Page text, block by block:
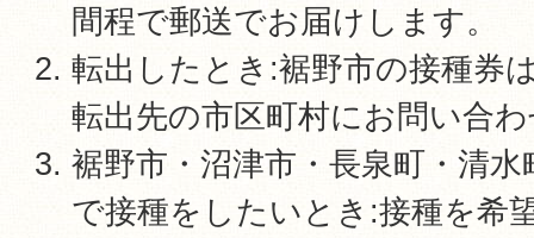
間程で郵送でお届けします。
転出したとき:裾野市の接種券
転出先の市区町村にお問い合
裾野市・沼津市・長泉町・清
で接種をしたいとき:接種を希